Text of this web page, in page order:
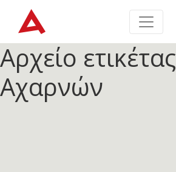
Αρχείο ετικέτας
Αχαρνών